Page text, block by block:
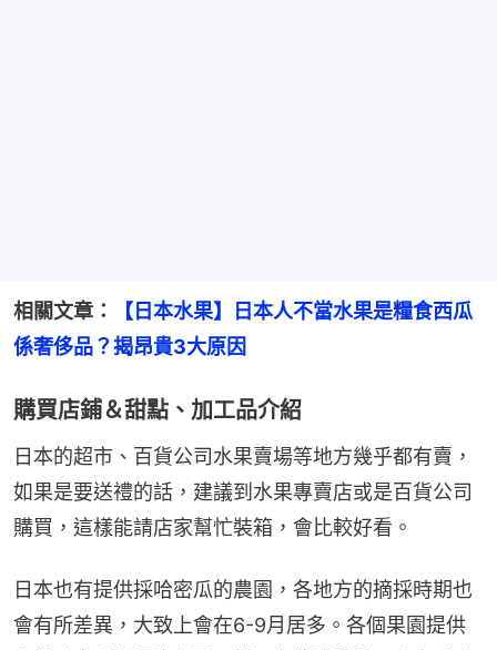
相關文章：
【日本水果】日本人不當水果是糧食西瓜
係奢侈品？揭昂貴3大原因
購買店鋪＆甜點、加工品介紹
日本的超市、百貨公司水果賣場等地方幾乎都有賣，
如果是要送禮的話，建議到水果專賣店或是百貨公司
購買，這樣能請店家幫忙裝箱，會比較好看。
日本也有提供採哈密瓜的農園，各地方的摘採時期也
會有所差異，大致上會在6-9月居多。各個果園提供